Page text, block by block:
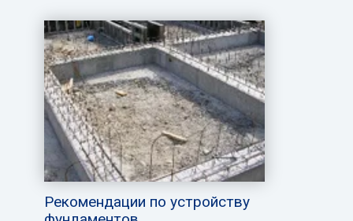
Рекомендации по устройству